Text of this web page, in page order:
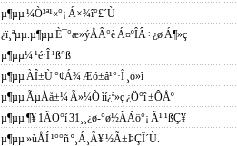
µ¶µµ ¼Ò³ª¹«°¡ Á×¾î°£´Ù
¿ï¸ªµµ.µ¶µµ È¯°æ»ýÅÂ°è Á¤ºÎÂ÷¿ø Á¶»ç
µ¶µµ¼­ ¹é·Î ¹ß°ß
µ¶µµ ÀÎ±Ù °¢Á¾ Æó±â¹°·Î ¸ö»ì
µ¶µµ ÃµÀå±¼ Ã»¼Ò ìí¿ª»ç ¿Ö°î ±ÔÅº
µ¶µµ ¶¥ 1ÃÖ°í 31¸¸¿ø-°ø½ÃÁö°¡ Ã¹ ¹ßÇ¥
µ¶µµ »ùÅÍ ¹°°ñ º¸Á¸Ã¥ ½Ã±ÞÇÏ´Ù.